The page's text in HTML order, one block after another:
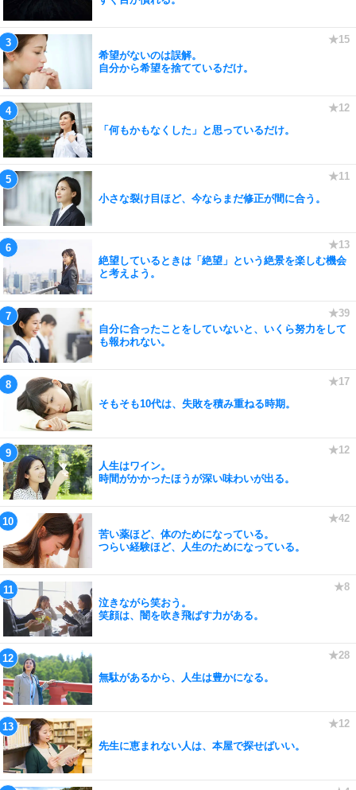
希望がないのは誤解。
自分から希望を捨てているだけ。
「何もかもなくした」と思っているだけ。
小さな裂け目ほど、今ならまだ修正が間に合う。
絶望しているときは「絶望」という絶景を楽しむ機会
と考えよう。
自分に合ったことをしていないと、いくら努力をして
も報われない。
そもそも10代は、失敗を積み重ねる時期。
人生はワイン。
時間がかかったほうが深い味わいが出る。
苦い薬ほど、体のためになっている。
つらい経験ほど、人生のためになっている。
泣きながら笑おう。
笑顔は、闇を吹き飛ばす力がある。
無駄があるから、人生は豊かになる。
先生に恵まれない人は、本屋で探せばいい。